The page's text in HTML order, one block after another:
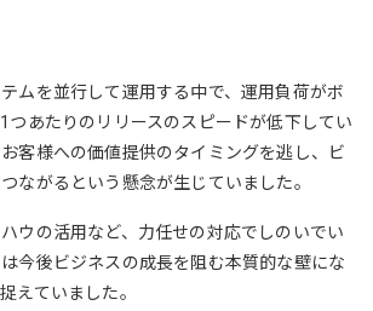
ムを並行して運用する中で、運用負荷がボ
つあたりのリリースのスピードが低下してい
客様への価値提供のタイミングを逃し、ビ
ながるという懸念が生じていました。
ウの活用など、力任せの対応でしのいでい
今後ビジネスの成長を阻む本質的な壁にな
えていました。